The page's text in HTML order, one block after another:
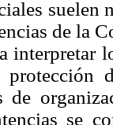
suelen
de la
interpretar
de
se